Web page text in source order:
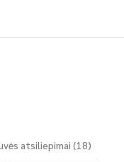
atsiliepimai (18)